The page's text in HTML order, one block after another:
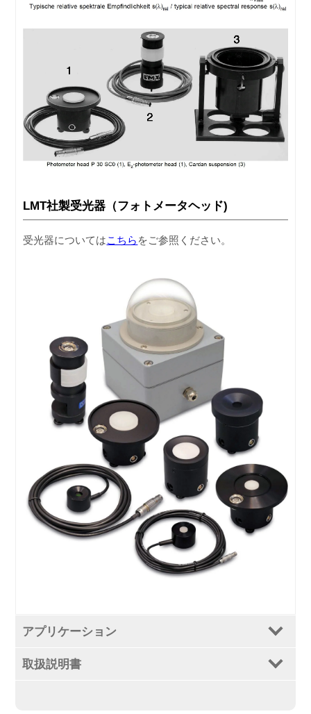
LMT社製受光器（フォトメータヘッド)
受光器についてはこちら をご参照ください。
アプリケーション
取扱説明書